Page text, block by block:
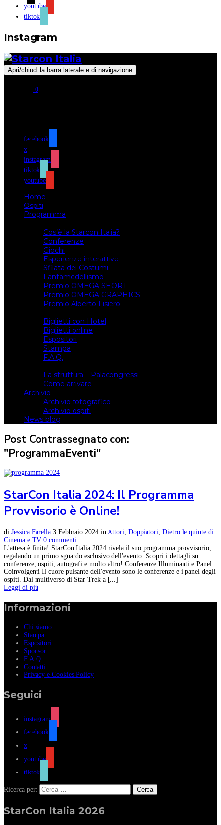
youtube
tiktok
Instagram
Apri/chiudi la barra laterale e di navigazione
0
facebook
x
instagram
tiktok
youtube
Home
Ospiti
Programma
Cos’è la Starcon Italia?
Conferenze
Giochi
Esperienze interattive
Sfilata dei Costumi
Fantamodellismo
Premio OMEGA SHORT
Premio OMEGA GRAPHICS
Premio Alberto Lisiero
Biglietti con Hotel
Biglietti online
Espositori
Stampa
F.A.Q.
La struttura – Palacongressi
Come arrivare
Archivio
Archivio fotografico
Archivio ospiti
News blog
Post Contrassegnato con:
"ProgrammaEventi"
StarCon Italia 2024: Il Programma
Provvisorio è Online!
di Jessica Farella 3 Febbraio 2024 in Attori Doppiatori Dietro le quinte di
Cinema e TV 0 commenti
L'attesa è finita! StarCon Italia 2024 rivela il suo programma provvisorio,
regalando un primo sguardo esclusivo dell'evento. Scopri i dettagli su
conferenze, ospiti, autografi e molto altro! Conferenze Illuminanti e Panel
Coinvolgenti Il cuore pulsante dell'evento sono le conferenze e i panel degli
ospiti. Dal multiverso di Star Trek a [...]
Leggi di più
Informazioni
Chi siamo
Stampa
Espositori
Sponsor
F.A.Q.
Contatti
Privacy e Cookies Policy
Seguici
instagram
facebook
x
youtube
tiktok
Ricerca per:
StarCon Italia 2026